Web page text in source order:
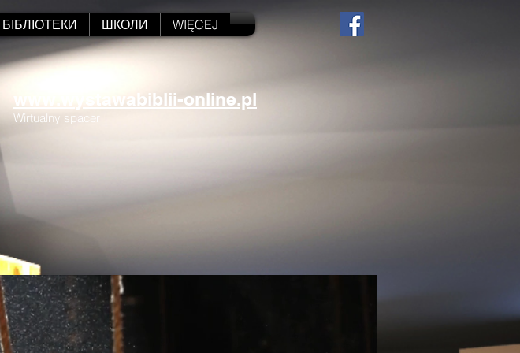
www.wystawabiblii-online.pl
Wirtualny spacer
БІБЛІОТЕКИ ШКОЛИ WIĘCEJ